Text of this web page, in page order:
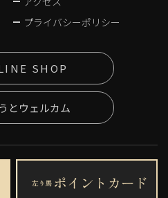
プライバシーポリシー
SHOP
とウェルカム